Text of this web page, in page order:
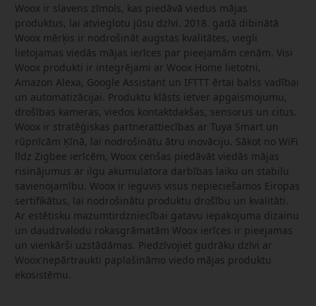
Woox ir slavens zīmols, kas piedāvā viedus mājas
produktus, lai atvieglotu jūsu dzīvi. 2018. gadā dibinātā
Woox mērķis ir nodrošināt augstas kvalitātes, viegli
lietojamas viedās mājas ierīces par pieejamām cenām. Visi
Woox produkti ir integrējami ar Woox Home lietotni,
Amazon Alexa, Google Assistant un IFTTT ērtai balss vadībai
un automatizācijai. Produktu klāsts ietver apgaismojumu,
drošības kameras, viedos kontaktdakšas, sensorus un citus.
Woox ir stratēģiskas partnerattiecības ar Tuya Smart un
rūpnīcām Ķīnā, lai nodrošinātu ātru inovāciju. Sākot no WiFi
līdz Zigbee ierīcēm, Woox cenšas piedāvāt viedās mājas
risinājumus ar ilgu akumulatora darbības laiku un stabilu
savienojamību. Woox ir ieguvis visus nepieciešamos Eiropas
sertifikātus, lai nodrošinātu produktu drošību un kvalitāti.
Ar estētisku mazumtirdzniecībai gatavu iepakojuma dizainu
un daudzvalodu rokasgrāmatām Woox ierīces ir pieejamas
un vienkārši uzstādāmas. Piedzīvojiet gudrāku dzīvi ar
Woox'nepārtraukti paplašināmo viedo mājas produktu
ekosistēmu.